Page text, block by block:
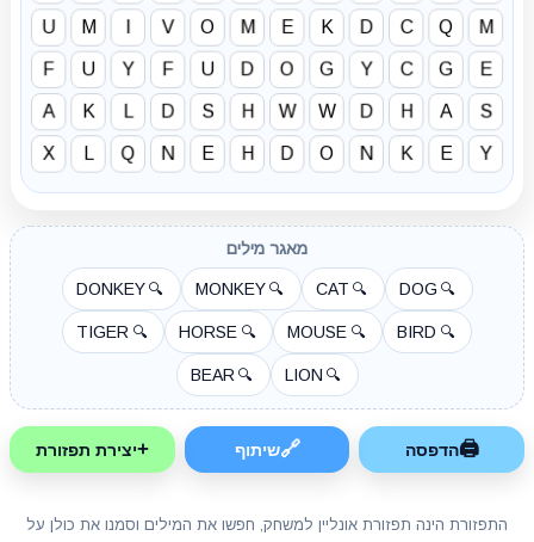
U M I V O M E K D C Q M
F U Y F U D O G Y C G E
A K L D S H W W D H A S
X L Q N E H D O N K E Y
מאגר מילים
🔍
DOG
🔍
CAT
🔍
MONKEY
🔍
DONKEY
🔍
BIRD
🔍
MOUSE
🔍
HORSE
🔍
TIGER
🔍
LION
🔍
BEAR
🖨הדפסה 🔗שיתוף +יצירת תפזורת
התפזורת הינה תפזורת אונליין למשחק, חפשו את המילים וסמנו את כולן על